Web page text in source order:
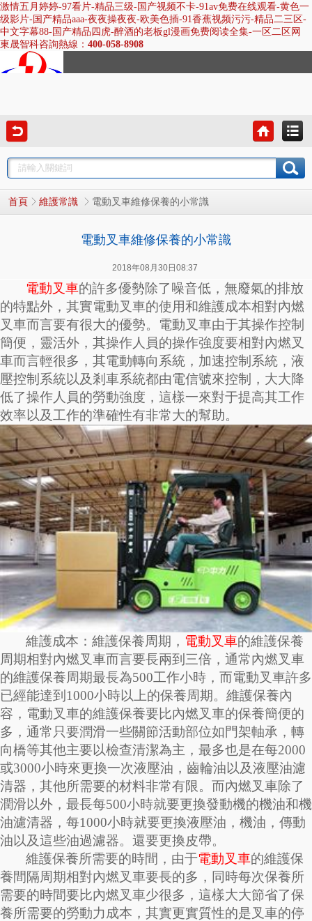
激情五月婷婷-97看片-精品三级-国产视频不卡-91av免费在线观看-黄色一
级影片-国产精品aaa-夜夜操夜夜-欧美色插-91香蕉视频污污-精品二三区-
中文字幕88-国产精品四虎-醉酒的老板gl漫画免费阅读全集-一区二区网
東晟智科咨詢熱線： 400-058-8908
專注電動叉車/電動堆高車
首頁 維護常識 電動叉車維修保養的小常識
電動叉車維修保養的小常識
2018年08月30日08:37
電動叉車的許多優勢除了噪音低，無廢氣的排放
的特點外，其實電動叉車的使用和維護成本相對內燃
叉車而言要有很大的優勢。電動叉車由于其操作控制
簡便，靈活外，其操作人員的操作強度要相對內燃叉
車而言輕很多，其電動轉向系統，加速控制系統，液
壓控制系統以及剎車系統都由電信號來控制，大大降
低了操作人員的勞動強度，這樣一來對于提高其工作
效率以及工作的準確性有非常大的幫助。
維護成本：維護保養周期， 電動叉車的維護保養
周期相對內燃叉車而言要長兩到三倍，通常內燃叉車
的維護保養周期最長為500工作小時，而電動叉車許多
已經能達到1000小時以上的保養周期。維護保養內
容，電動叉車的維護保養要比內燃叉車的保養簡便的
多，通常只要潤滑一些關節活動部位如門架軸承，轉
向橋等其他主要以檢查清潔為主，最多也是在每2000
或3000小時來更換一次液壓油，齒輪油以及液壓油濾
清器，其他所需要的材料非常有限。而內燃叉車除了
潤滑以外，最長每500小時就要更換發動機的機油和機
油濾清器，每1000小時就要更換液壓油，機油，傳動
油以及這些油過濾器。還要更換皮帶。
維護保養所需要的時間，由于電動叉車的維護保
養間隔周期相對內燃叉車要長的多，同時每次保養所
需要的時間要比內燃叉車少很多，這樣大大節省了保
養所需要的勞動力成本，其實更實質性的是叉車的停